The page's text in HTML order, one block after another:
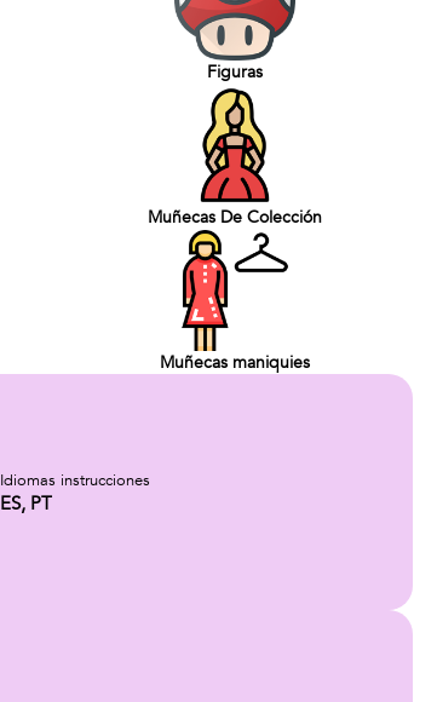
Figuras
Muñecas De Colección
Muñecas maniquies
Idiomas instrucciones
ES, PT